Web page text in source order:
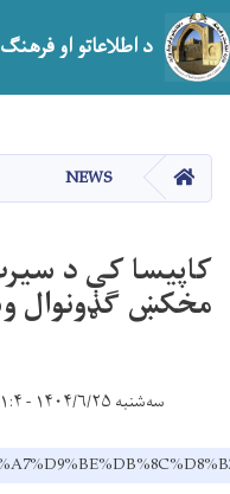
د اطلاعاتو او
HOME
NEWS
کاپیسا کې د
مخکښ ګډونوال
سه‌شنبه ۱۴۰۴/۶/۲۵ - ۱۱:۴